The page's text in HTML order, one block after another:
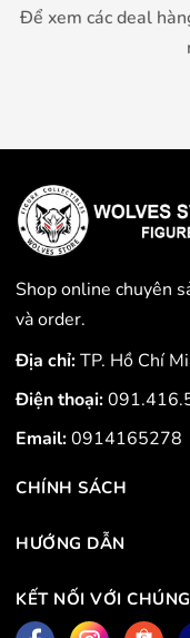
Để xem các deal
Shop online chuyên
và order.
Địa chỉ:TP. Hồ Chí
Điện thoại:
Email:0914165278
CHÍNH SÁCH
HƯỚNG DẪN
KẾT NỐI VỚI